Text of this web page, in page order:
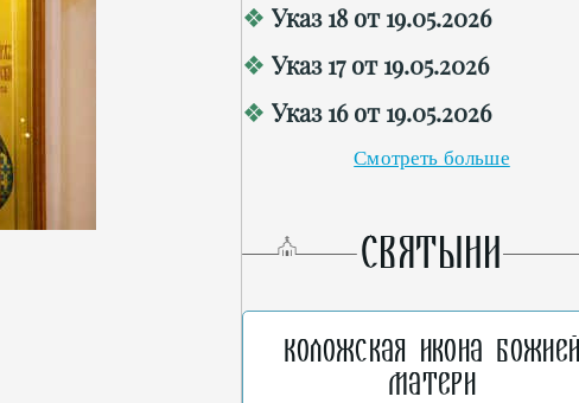
Указ 18 от 19.05.2026
Указ 17 от 19.05.2026
Указ 16 от 19.05.2026
Смотреть больше
СВЯТЫНИ
Коложская икона
Матери